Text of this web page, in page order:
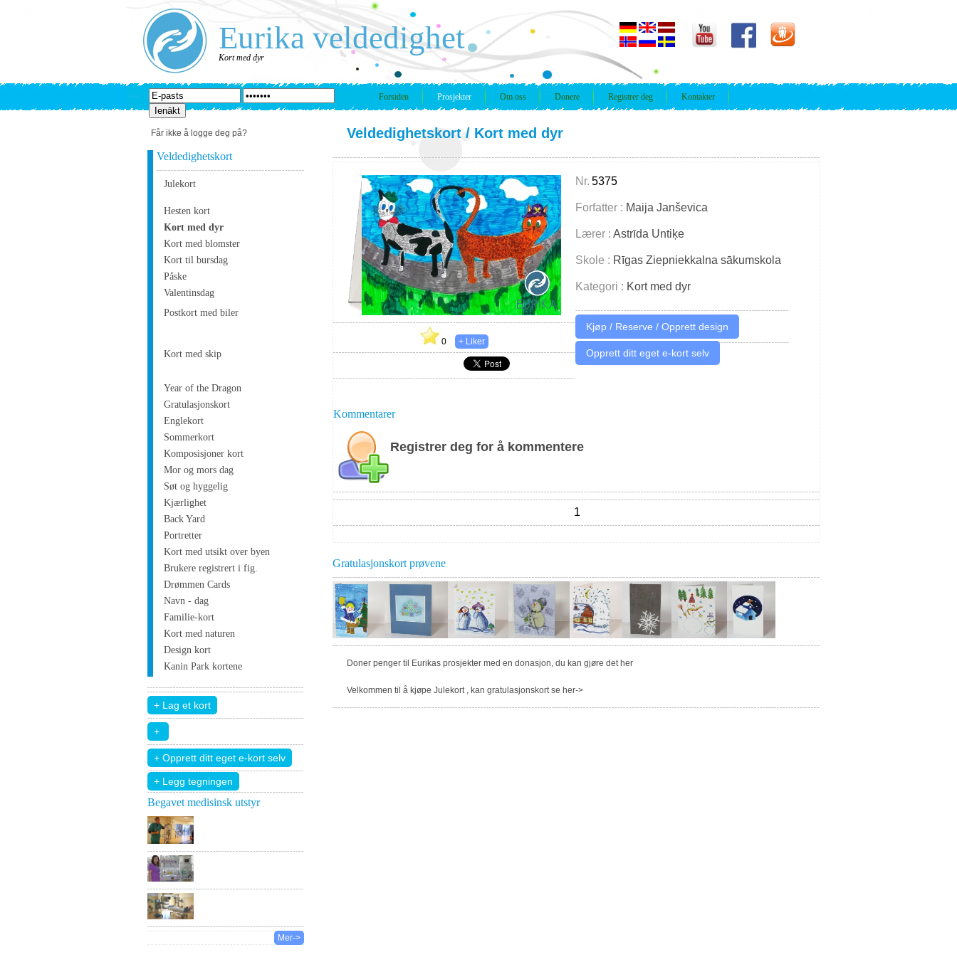
Eurika veldedighet
Kort med dyr
Forsiden Prosjekter Om oss Donere Registrer deg Kontakter
Får ikke å logge deg på?
Veldedighetskort
Julekort
Hesten kort
Kort med dyr
Kort med blomster
Kort til bursdag
Påske
Valentinsdag
Postkort med biler
Kort med skip
Year of the Dragon
Gratulasjonskort
Englekort
Sommerkort
Komposisjoner kort
Mor og mors dag
Søt og hyggelig
Kjærlighet
Back Yard
Portretter
Kort med utsikt over byen
Brukere registrert i fig.
Drømmen Cards
Navn - dag
Familie-kort
Kort med naturen
Design kort
Kanin Park kortene
+ Legg tegningen
Begavet medisinsk utstyr
Mer->
Veldedighetskort / Kort med dyr
0
Nr. 5375
Forfatter : Maija Janševica
Lærer : Astrīda Untiķe
Skole : Rīgas Ziepniekkalna sākumskola
Kategori : Kort med dyr
Opprett ditt eget e-kort selv
Kommentarer
Registrer deg for å kommentere
1
Gratulasjonskort prøvene
Doner penger til Eurikas prosjekter med en donasjon, du kan gjøre det her
Velkommen til å kjøpe Julekort , kan gratulasjonskort se her->